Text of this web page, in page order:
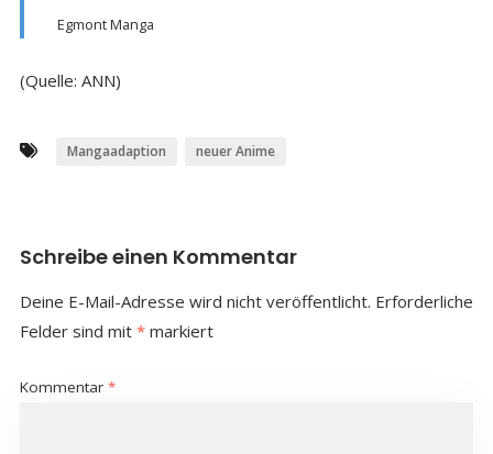
Egmont Manga
(Quelle: ANN)
Mangaadaption neuer Anime
Schreibe einen Kommentar
Deine E-Mail-Adresse wird nicht veröffentlicht. Erforderliche
Felder sind mit *markiert
Kommentar *